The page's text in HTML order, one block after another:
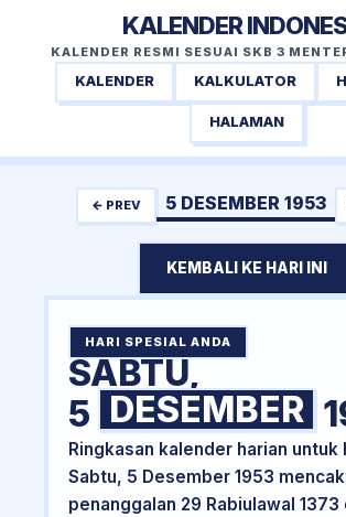
KALENDER
KALENDER RESMI SESUAI SKB 3
KALENDER KALKULATOR
HALAMAN
← PREV 5 DESEMBER 1953
KEMBALI KE HARI INI
HARI SPESIAL ANDA
SABTU,
5 DESEMBER
Ringkasan kalender harian untuk
Sabtu, 5 Desember 1953
penanggalan 29 Rabiulawal 1373